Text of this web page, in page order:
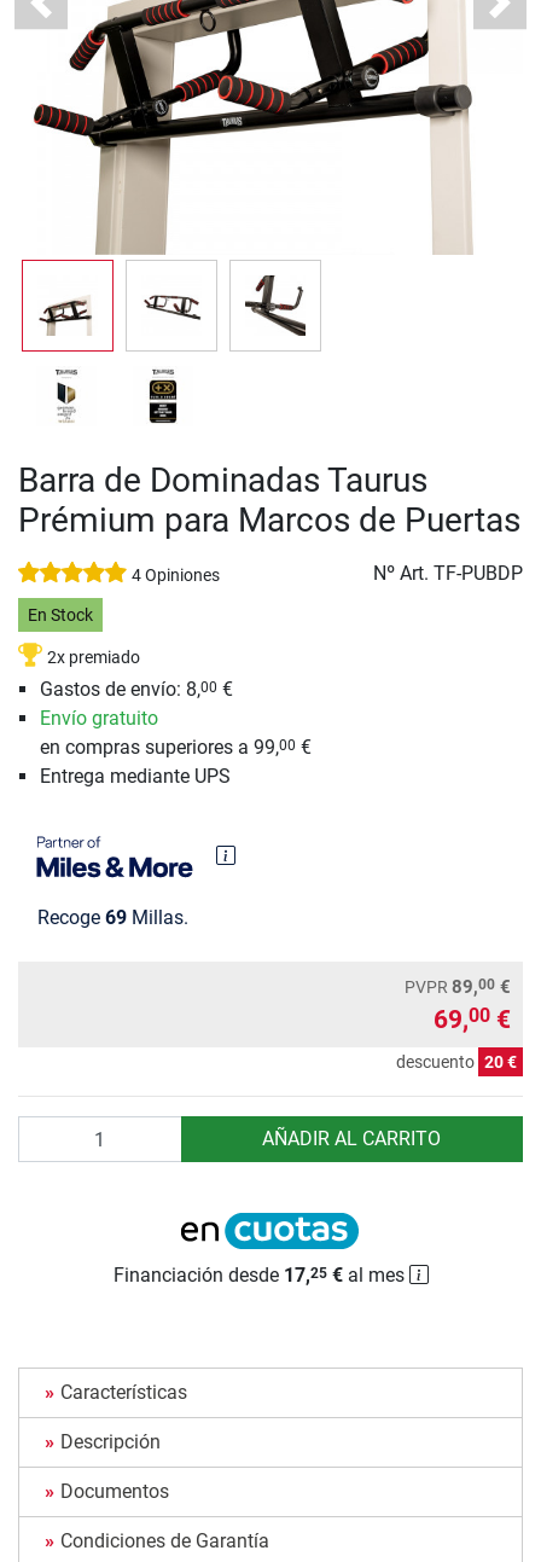
Previous Next
Barra de Dominadas Taurus
Prémium para Marcos de Puertas
4 Opiniones Nº Art. TF-PUBDP
En Stock
2x premiado
Gastos de envío: 8,00 €
Envío gratuito
en compras superiores a 99,00 €
Entrega mediante UPS
Recoge 69 Millas.
PVPR 89,00 €
69,00 €
descuento 20 €
AÑADIR AL CARRITO
Financiación desde 17,25€al mes
Características
Descripción
Documentos
Condiciones de Garantía